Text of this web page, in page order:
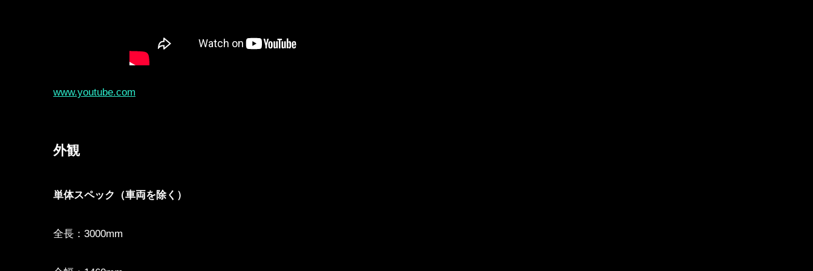
www.youtube.com
外観
単体スペック（車両を除く）
全長：3000mm